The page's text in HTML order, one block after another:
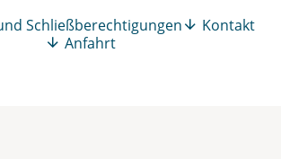
Schließberechtigungen
Kontakt
Anfahrt